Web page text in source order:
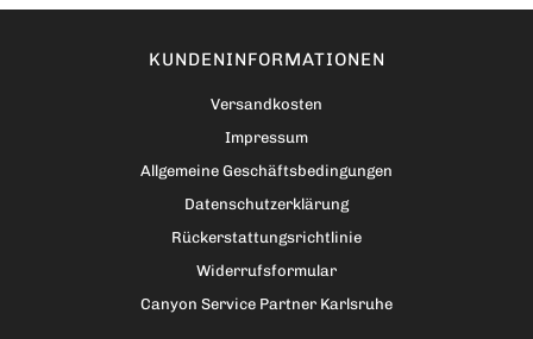
KUNDENINFORMATIONEN
Versandkosten
Impressum
Allgemeine Geschäftsbedingungen
Datenschutzerklärung
Rückerstattungsrichtlinie
Widerrufsformular
Canyon Service Partner Karlsruhe